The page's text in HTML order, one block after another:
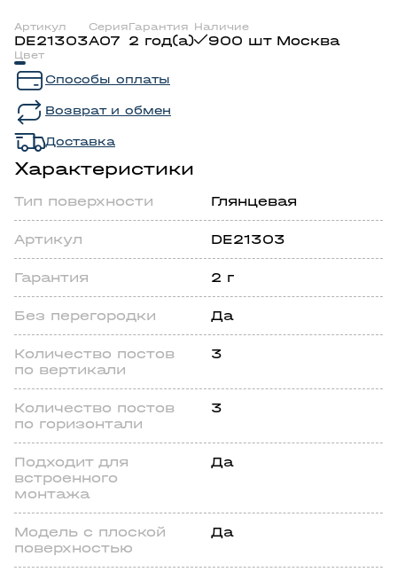
Артикул
DE21303
Серия
A07
Гарантия
2 год(а)
Наличие
900 шт Москва
Цвет
Способы оплаты
Возврат и обмен
Доставка
Характеристики
Тип поверхности Глянцевая
Артикул DE21303
Гарантия 2 г
Без перегородки Да
Количество постов
по вертикали
3
Количество постов
по горизонтали
3
Подходит для
встроенного
монтажа
Да
Модель с плоской
поверхностью
Да